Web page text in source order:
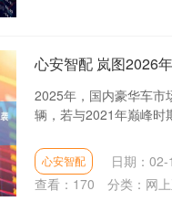
心安智配 岚图2026
2025年，国内豪华车市
辆，若与2021年巅峰时
心安智配 日期：02-
查看： 170 分类： 网